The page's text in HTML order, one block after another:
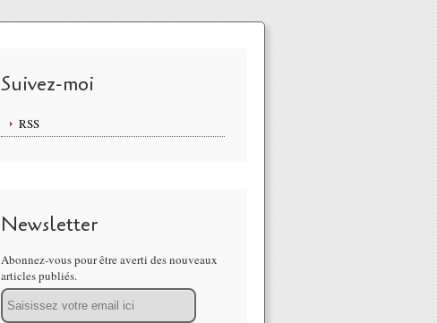
Suivez-moi
RSS
Newsletter
Abonnez-vous pour être averti des nouveaux
articles publiés.
Email